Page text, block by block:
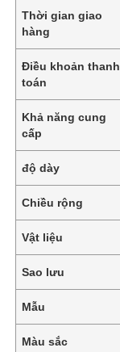
Thời gian giao
hàng
Điều khoản thanh
toán
Khả năng cung
cấp
độ dày
Chiều rộng
Vật liệu
Sao lưu
Mẫu
Màu sắc